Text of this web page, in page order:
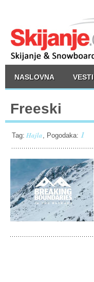
NASLOVNA VESTI
Freeski
Tag: Hajla, Pogodaka: 1